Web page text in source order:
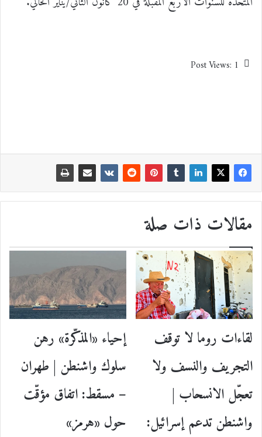
Post Views: 1
مقالات ذات صلة
لقاءات روما لا توقف
التجريف والنسف ولا
تعجّل الانسحاب |
واشنطن تدعم إسرائيل:
إحياء «المذكّرة» رهن
سلوك واشنطن | طهران
– مسقط: اتفاق مؤقّت
حول «هرمز»